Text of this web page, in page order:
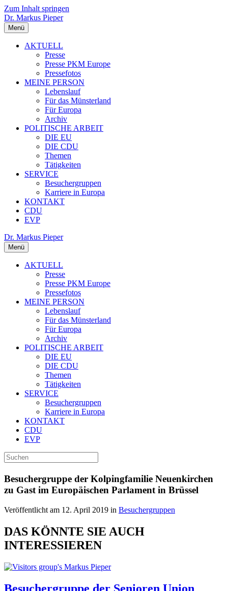
Zum Inhalt springen
Dr. Markus Pieper
Menü
AKTUELL
Presse
Presse PKM Europe
Pressefotos
MEINE PERSON
Lebenslauf
Für das Münsterland
Für Europa
Archiv
POLITISCHE ARBEIT
DIE EU
DIE CDU
Themen
Tätigkeiten
SERVICE
Besuchergruppen
Karriere in Europa
KONTAKT
CDU
EVP
Dr. Markus Pieper
Menü
AKTUELL
Presse
Presse PKM Europe
Pressefotos
MEINE PERSON
Lebenslauf
Für das Münsterland
Für Europa
Archiv
POLITISCHE ARBEIT
DIE EU
DIE CDU
Themen
Tätigkeiten
SERVICE
Besuchergruppen
Karriere in Europa
KONTAKT
CDU
EVP
Besuchergruppe der Kolpingfamilie Neuenkirchen
zu Gast im Europäischen Parlament in Brüssel
Veröffentlicht am 12. April 2019 in Besuchergruppen
DAS KÖNNTE SIE AUCH
INTERESSIEREN